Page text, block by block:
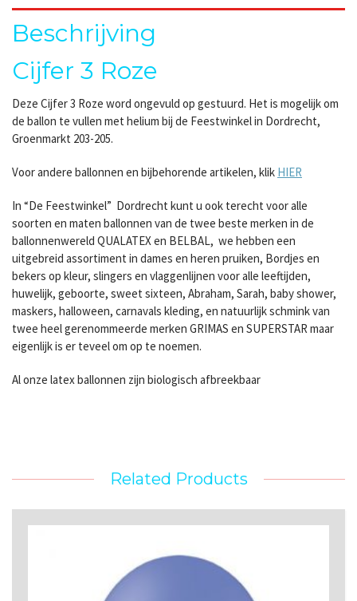
Beschrijving
Cijfer 3 Roze
Deze Cijfer 3 Roze word ongevuld op gestuurd. Het is mogelijk om
de ballon te vullen met helium bij de Feestwinkel in Dordrecht,
Groenmarkt 203-205.
Voor andere ballonnen en bijbehorende artikelen, klik HIER
In “De Feestwinkel” Dordrecht kunt u ook terecht voor alle
soorten en maten ballonnen van de twee beste merken in de
ballonnenwereld QUALATEX en BELBAL, we hebben een
uitgebreid assortiment in dames en heren pruiken, Bordjes en
bekers op kleur, slingers en vlaggenlijnen voor alle leeftijden,
huwelijk, geboorte, sweet sixteen, Abraham, Sarah, baby shower,
maskers, halloween, carnavals kleding, en natuurlijk schmink van
twee heel gerenommeerde merken GRIMAS en SUPERSTAR maar
eigenlijk is er teveel om op te noemen.
Al onze latex ballonnen zijn biologisch afbreekbaar
Related Products